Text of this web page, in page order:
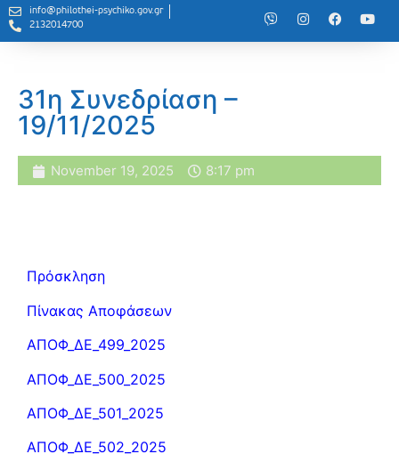
info@philothei-psychiko.gov.gr
2132014700
31η Συνεδρίαση –
19/11/2025
November 19, 2025 8:17 pm
Πρόσκληση
Πίνακας Αποφάσεων
ΑΠΟΦ_ΔΕ_499_2025
ΑΠΟΦ_ΔΕ_500_2025
ΑΠΟΦ_ΔΕ_501_2025
ΑΠΟΦ_ΔΕ_502_2025